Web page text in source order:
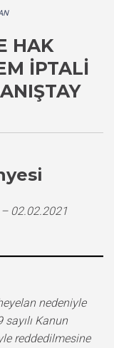
HAK
İPTALI
02.02.2021
nedeniyle
Kanun
reddedilmesine